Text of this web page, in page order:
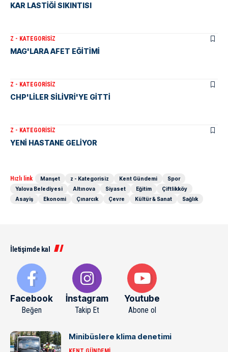
KAR LASTİĞİ SIKINTISI
Z - KATEGORISIZ
MAG'LARA AFET EĞİTİMİ
Z - KATEGORISIZ
CHP'LİLER SİLİVRİ'YE GİTTİ
Z - KATEGORISIZ
YENİ HASTANE GELİYOR
Hızlı link Manşet z - Kategorisiz Kent Gündemi
Spor
Yalova Belediyesi
Altınova Siyaset Eğitim
Çiftlikköy
Asayiş
Ekonomi Çınarcık Çevre Kültür & Sanat Sağlık
İletişimde kal
Facebook
Beğen
İnstagram
Takip Et
Youtube
Abone ol
Minibüslere klima denetimi